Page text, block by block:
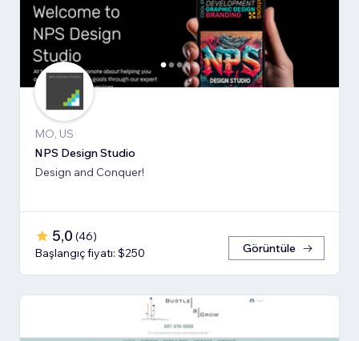
MO, US
NPS Design Studio
Design and Conquer!
5,0 (46)
Başlangıç fiyatı: $250
Görüntüle